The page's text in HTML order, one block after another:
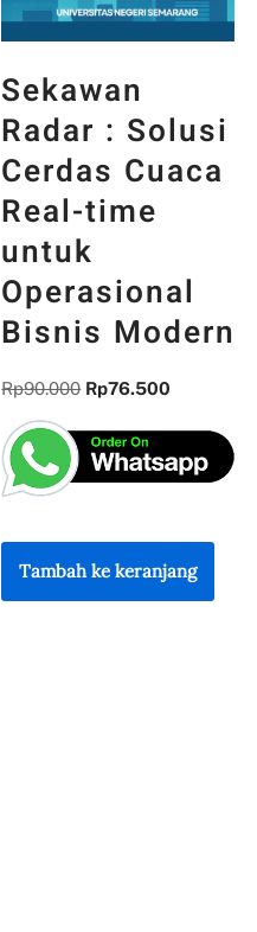
Sekawan
Radar : Solusi
Cerdas Cuaca
Real-time
untuk
Operasional
Bisnis Modern
Rp90.000 Rp76.500
Tambah ke keranjang